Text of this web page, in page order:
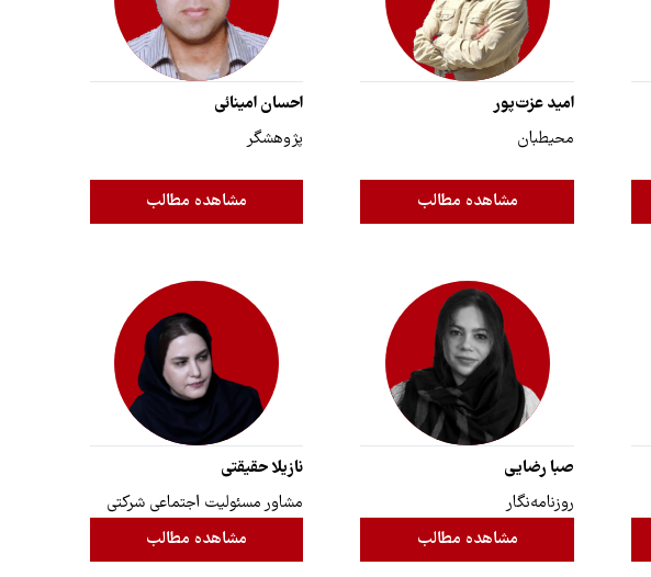
امید عزت‌پور
محیطبان
مشاهده مطالب
احسان امینائی
پژوهشگر
مشاهده مطالب
صبا رضایی
روزنامه‌نگار
مشاهده مطالب
نازیلا حقیقتی
مشاور مسئولیت اجتماعی شرکتی
مشاهده مطالب